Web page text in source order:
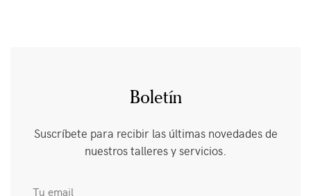
Boletín
Suscríbete para recibir las últimas novedades de
nuestros talleres y servicios.